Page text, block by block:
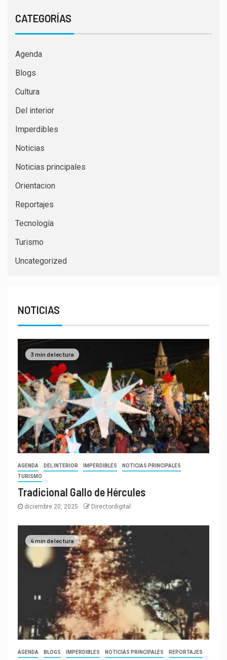
CATEGORÍAS
Agenda
Blogs
Cultura
Del interior
Imperdibles
Noticias
Noticias principales
Orientacion
Reportajes
Tecnología
Turismo
Uncategorized
NOTICIAS
3 min de lectura
AGENDA DEL INTERIOR IMPERDIBLES
NOTICIAS PRINCIPALES
TURISMO
Tradicional Gallo de Hércules
diciembre 20, 2025 Directordigital
4 min de lectura
AGENDA BLOGS IMPERDIBLES NOTICIAS PRINCIPALES REPORTAJES